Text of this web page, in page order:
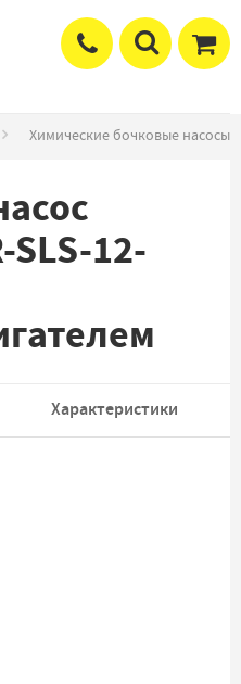
Химические бочковые насосы
SLS-12-
Характеристики